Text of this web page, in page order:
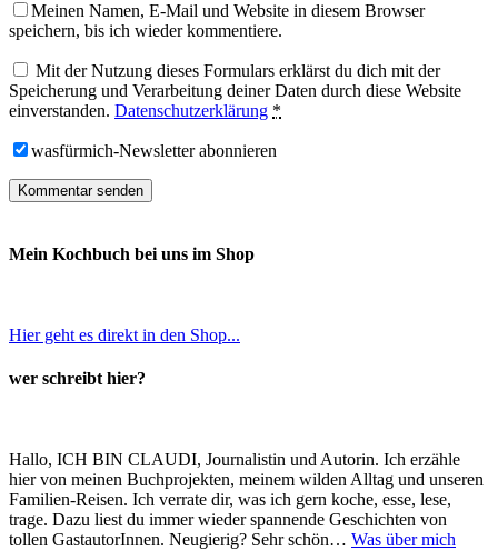
Meinen Namen, E-Mail und Website in diesem Browser
speichern, bis ich wieder kommentiere.
Mit der Nutzung dieses Formulars erklärst du dich mit der
Speicherung und Verarbeitung deiner Daten durch diese Website
einverstanden. Datenschutzerklärung *
wasfürmich-Newsletter abonnieren
Mein Kochbuch bei uns im Shop
Hier geht es direkt in den Shop...
wer schreibt hier?
Hallo, ICH BIN CLAUDI, Journalistin und Autorin. Ich erzähle
hier von meinen Buchprojekten, meinem wilden Alltag und unseren
Familien-Reisen. Ich verrate dir, was ich gern koche, esse, lese,
trage. Dazu liest du immer wieder spannende Geschichten von
tollen GastautorInnen. Neugierig? Sehr schön… Was über mich